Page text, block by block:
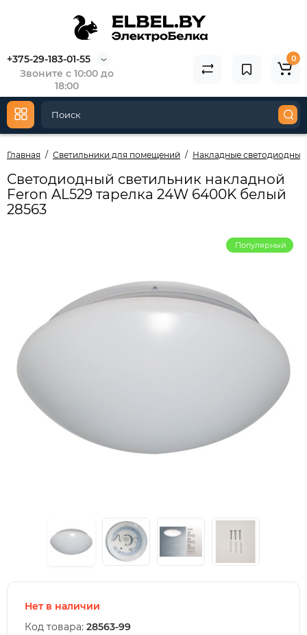
+375-29-183-01-55
Звоните с 10:00 до
18:00
0
Главная Светильники для помещений Накладные светодиодные
Светодиодный светильник накладной
Feron AL529 тарелка 24W 6400K белый
28563
Популярный
Нет в наличии
Код товара: 28563-99